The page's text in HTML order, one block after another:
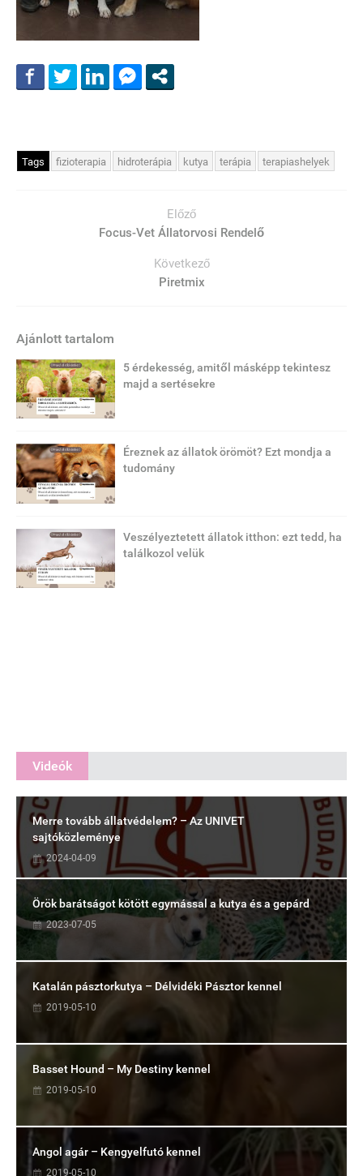
Tags fizioterapia hidroterápia kutya terápia terapiashelyek
Előző
Focus-Vet Állatorvosi Rendelő
Következő
Piretmix
Ajánlott tartalom
5 érdekesség, amitől másképp tekintesz
majd a sertésekre
Éreznek az állatok örömöt? Ezt mondja a
tudomány
Veszélyeztetett állatok itthon: ezt tedd, ha
találkozol velük
Videók
Merre tovább állatvédelem? – Az UNIVET
sajtóközleménye
2024-04-09
Örök barátságot kötött egymással a kutya és a gepárd
2023-07-05
Katalán pásztorkutya – Délvidéki Pásztor kennel
2019-05-10
Basset Hound – My Destiny kennel
2019-05-10
Angol agár – Kengyelfutó kennel
2019-05-10